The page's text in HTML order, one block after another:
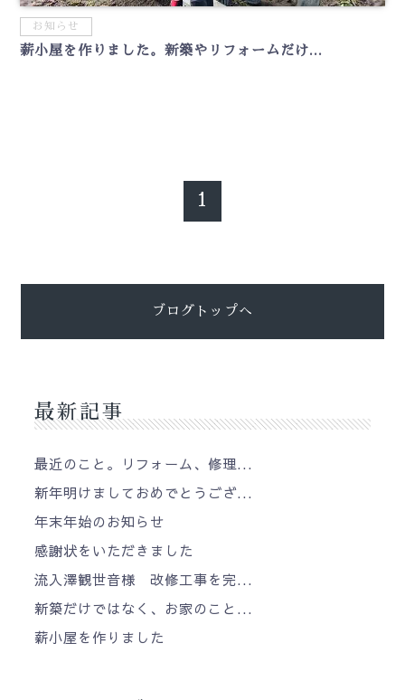
お知らせ
薪小屋を作りました。新築やリフォームだけ...
1
ブログトップへ
最新記事
最近のこと。リフォーム、修理...
新年明けましておめでとうござ...
年末年始のお知らせ
感謝状をいただきました
流入澤観世音様 改修工事を完...
新築だけではなく、お家のこと...
薪小屋を作りました